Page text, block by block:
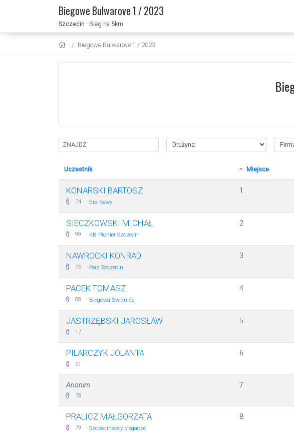
Biegowe Bulwarove 1 / 2023
Szczecin · Bieg na 5km
Biegowe Bulwarove 1 / 2023
Uczestnik Miejsce
KONARSKI BARTOSZ
74 · Era Kawy
1
SIECZKOWSKI MICHAŁ
99 · KB Pionier Szczecin
2
NAWROCKI KONRAD
76 · Raz Szczecin
3
PACEK TOMASZ
88 · Biegowa Świdnica
4
JASTRZĘBSKI JAROSŁAW
17
5
PILARCZYK JOLANTA
51
6
Anonim
78
7
PRALICZ MAŁGORZATA
79 · Szczecineccy biegacze
8